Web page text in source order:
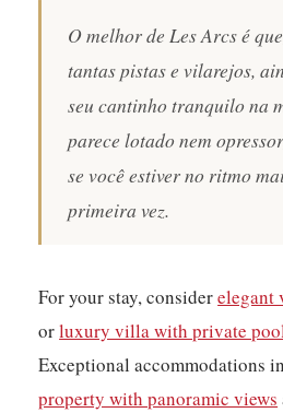
O melhor de Les Arcs é
tantas pistas e vilarejos,
seu cantinho tranquilo na
parece lotado nem
se você estiver no ritmo
primeira vez.
For your stay, considerelegant
orluxury villa with private
Exceptional accommodations
property with panoramic views